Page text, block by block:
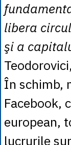
libera
şi a
În schimb,
Facebook,
european,
lucrurile